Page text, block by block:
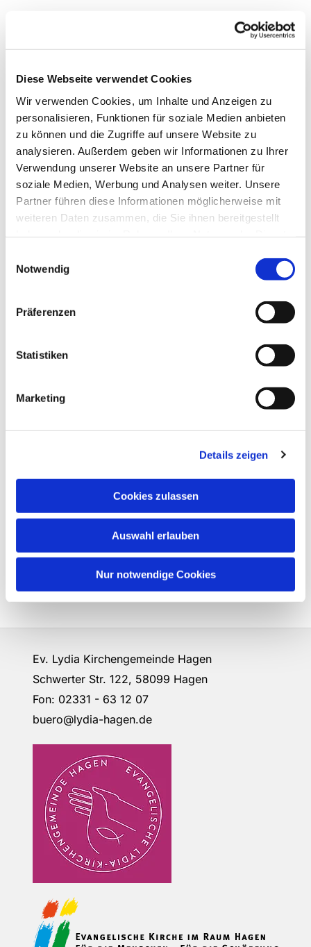
Diese Webseite verwendet Cookies
Wir verwenden Cookies, um Inhalte und Anzeigen zu
personalisieren, Funktionen für soziale Medien anbieten
zu können und die Zugriffe auf unsere Website zu
analysieren. Außerdem geben wir Informationen zu Ihrer
Verwendung unserer Website an unsere Partner für
soziale Medien, Werbung und Analysen weiter. Unsere
Partner führen diese Informationen möglicherweise mit
weiteren Daten zusammen, die Sie ihnen bereitgestellt
Notwendig
Präferenzen
Statistiken
Marketing
Details zeigen
Cookies zulassen
Auswahl erlauben
Nur notwendige Cookies
Dies könnte Sie auch
interessieren
Ev. Lydia Kirchengemeinde Hagen
Schwerter Str. 122, 58099 Hagen
Fon: 02331 - 63 12 07
buero@lydia-hagen.de